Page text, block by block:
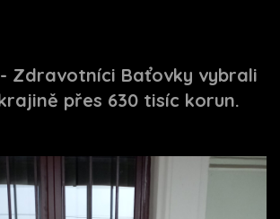
Zdravotníci Baťovky vybrali
přes 630 tisíc korun.